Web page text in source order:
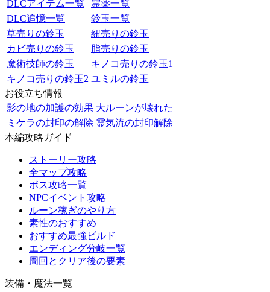
DLCアイテム一覧
霊薬一覧
DLC追憶一覧
鈴玉一覧
草売りの鈴玉
紐売りの鈴玉
カビ売りの鈴玉
脂売りの鈴玉
魔術技師の鈴玉
キノコ売りの鈴玉1
キノコ売りの鈴玉2 ユミルの鈴玉
お役立ち情報
影の地の加護の効果 大ルーンが壊れた
ミケラの封印の解除 霊気流の封印解除
本編攻略ガイド
ストーリー攻略
全マップ攻略
ボス攻略一覧
NPCイベント攻略
ルーン稼ぎのやり方
素性のおすすめ
おすすめ最強ビルド
エンディング分岐一覧
周回とクリア後の要素
装備・魔法一覧